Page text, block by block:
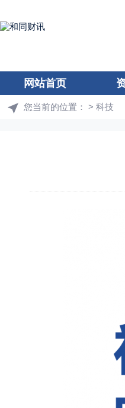
网站首页
您当前的位置： > 科技